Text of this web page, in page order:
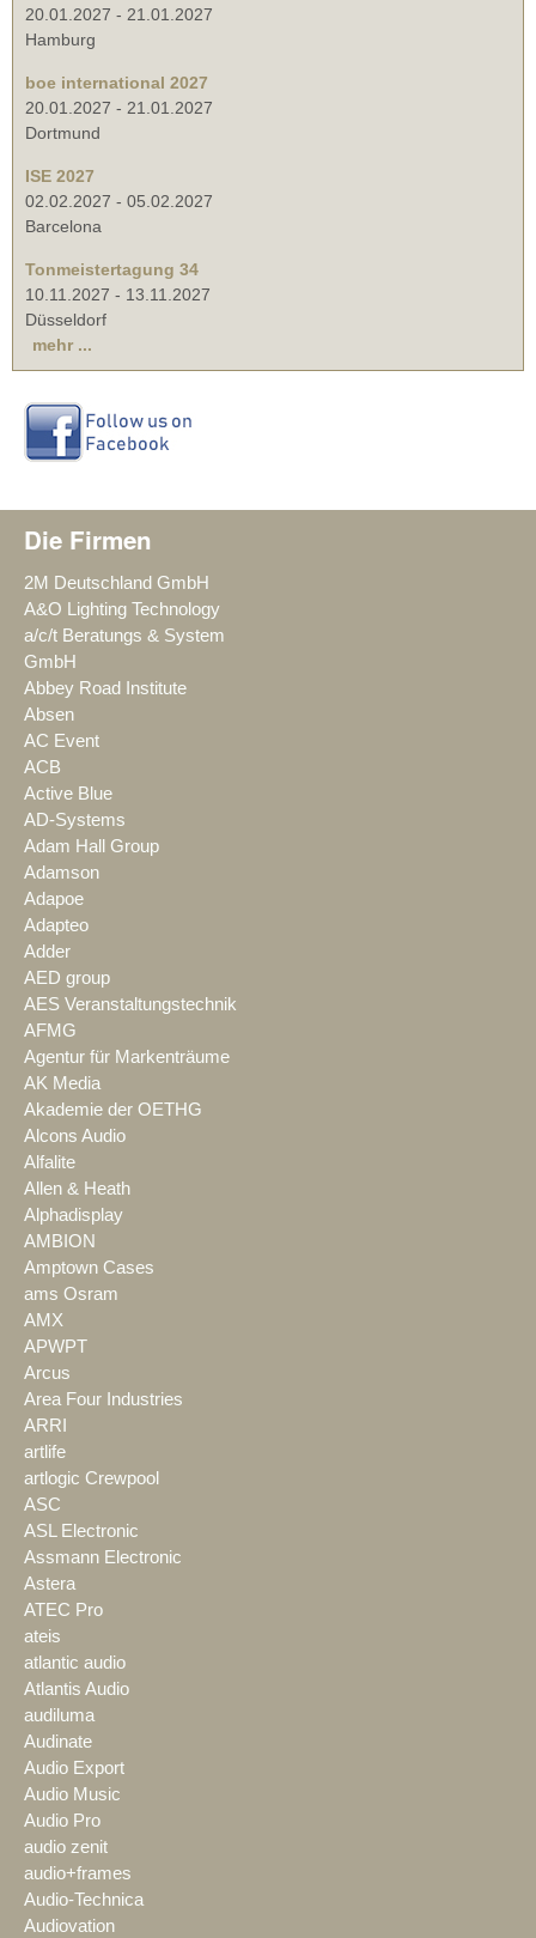
20.01.2027 - 21.01.2027
Hamburg
boe international 2027
20.01.2027 - 21.01.2027
Dortmund
ISE 2027
02.02.2027 - 05.02.2027
Barcelona
Tonmeistertagung 34
10.11.2027 - 13.11.2027
Düsseldorf
mehr ...
Die Firmen
2M Deutschland GmbH
A&O Lighting Technology
a/c/t Beratungs & System
GmbH
Abbey Road Institute
Absen
AC Event
ACB
Active Blue
AD-Systems
Adam Hall Group
Adamson
Adapoe
Adapteo
Adder
AED group
AES Veranstaltungstechnik
AFMG
Agentur für Markenträume
AK Media
Akademie der OETHG
Alcons Audio
Alfalite
Allen & Heath
Alphadisplay
AMBION
Amptown Cases
ams Osram
AMX
APWPT
Arcus
Area Four Industries
ARRI
artlife
artlogic Crewpool
ASC
ASL Electronic
Assmann Electronic
Astera
ATEC Pro
ateis
atlantic audio
Atlantis Audio
audiluma
Audinate
Audio Export
Audio Music
Audio Pro
audio zenit
audio+frames
Audio-Technica
Audiovation